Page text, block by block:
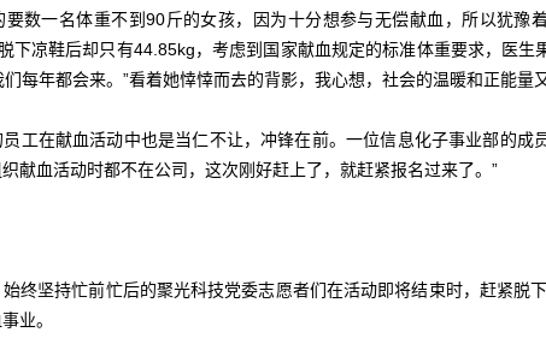
数一名体重不到90斤的女孩，因为十分想参与无偿献血，所以犹豫
下凉鞋后却只有44.85kg，考虑到国家献血规定的标准体重要求，医
每年都会来。”看着她悻悻而去的背影，我心想，社会的温暖和正能量
工在献血活动中也是当仁不让，冲锋在前。一位信息化子事业部的
献血活动时都不在公司，这次刚好赶上了，就赶紧报名过来了。”
终坚持忙前忙后的聚光科技党委志愿者们在活动即将结束时，赶紧脱
业。